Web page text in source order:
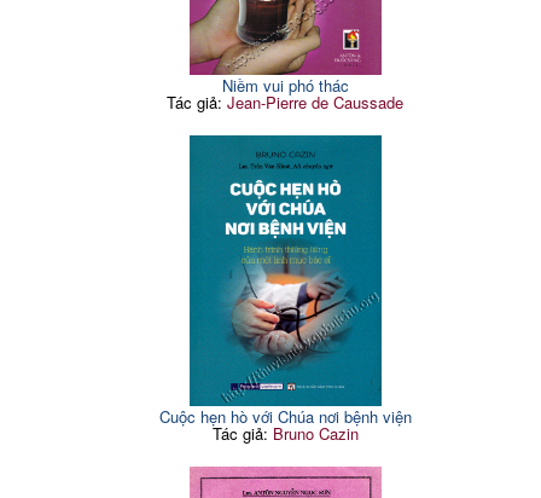
Niềm vui phó thác
Tác giả:Jean-Pierre de Caussade
Cuộc hẹn hò với Chúa nơi bệnh viện
Tác giả: Bruno Cazin